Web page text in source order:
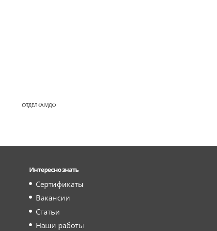
ОТДЕЛКА МДФ
Интересно знать
Сертификаты
Вакансии
Статьи
Наши работы